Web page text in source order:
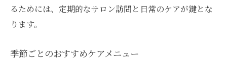
るためには、定期的なサロン訪問と日常のケアが鍵とな
ります。
季節ごとのおすすめケアメニュー